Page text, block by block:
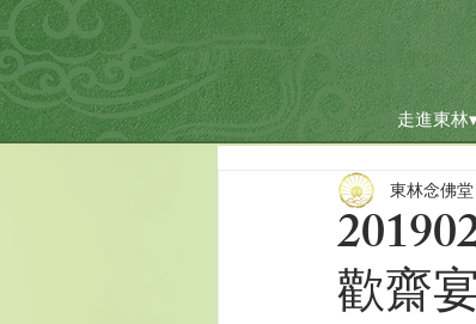
走進東林▾
走進東林
歡齋
東林念佛堂